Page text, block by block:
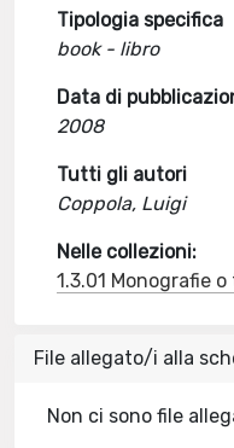
Tipologia specifica
book - libro
Data di
2008
Tutti gli autori
Coppola, Luigi
Nelle collezioni:
1.3.01 Monografie
File allegato/i alla
Non ci sono file